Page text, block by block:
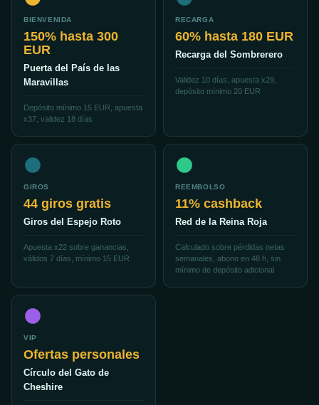
BIENVENIDA
150% hasta 300
EUR
Puerta del País de las
Maravillas
Depósito mínimo 15 EUR, apuesta
x37, validez 18 días
RECARGA
60% hasta 180 EUR
Recarga del Sombrerero
Validez 10 días, apuesta x29,
depósito mínimo 20 EUR
GIROS
44 giros gratis
Giros del Espejo Roto
Apuesta x22 sobre ganancias,
válidos 7 días, mínimo 15 EUR
REEMBOLSO
11% cashback
Red de la Reina Roja
Calculado sobre pérdidas netas
semanales, abono en 48 h, sin
mínimo de depósito adicional
VIP
Ofertas personales
Círculo del Gato de
Cheshire